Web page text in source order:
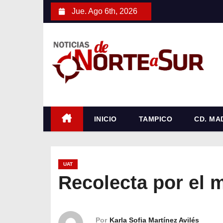
o
Jue. Ago 6th, 2026
INICIO TAMPICO CD.
UAT
Recolecta por el
Por Karla Sofia Martínez Avilés